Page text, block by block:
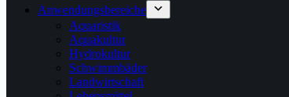
Anwendungsbereiche
Aquaristik
Aquakultur
Hydrokultur
Schwimmbäder
Landwirtschaft